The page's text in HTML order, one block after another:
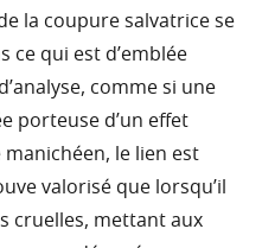
la coupure salvatrice se
ce qui est d’emblée
comme si une
porteuse d’un effet
manichéen, le lien est
valorisé que lorsqu’il
cruelles, mettant aux